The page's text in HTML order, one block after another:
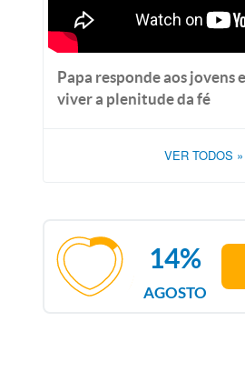
Papa responde aos jovens
viver a plenitude da fé
VER TODOS »
AGOSTO
14%